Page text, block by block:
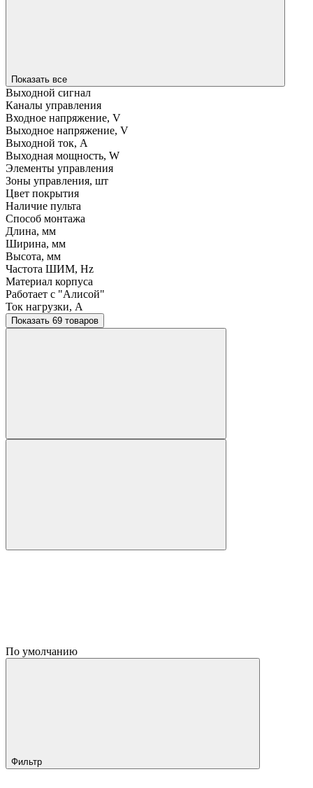
Показать все
Выходной сигнал
Каналы управления
Входное напряжение, V
Выходное напряжение, V
Выходной ток, A
Выходная мощность, W
Элементы управления
Зоны управления, шт
Цвет покрытия
Наличие пульта
Способ монтажа
Длина, мм
Ширина, мм
Высота, мм
Частота ШИМ, Hz
Материал корпуса
Работает с "Алисой"
Ток нагрузки, A
Показать 69 товаров
По умолчанию
Фильтр